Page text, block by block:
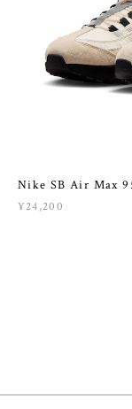
Nike SB Air Max
¥24,200